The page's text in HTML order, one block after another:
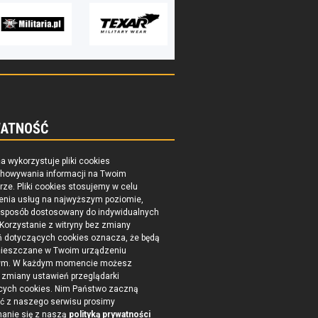
wykorzystuje pliki cookies
informacji na Twoim
Pliki cookies stosujemy w celu
usług na najwyższym poziomie,
dostosowany do indywidualnych
z witryny bez zmiany
dotyczących cookies oznacza, że będą
w Twoim urządzeniu
W każdym momencie możesz
zmiany ustawień przeglądarki
cookies. Nim Państwo zaczną
z naszego serwisu prosimy
się z naszą polityką prywatności